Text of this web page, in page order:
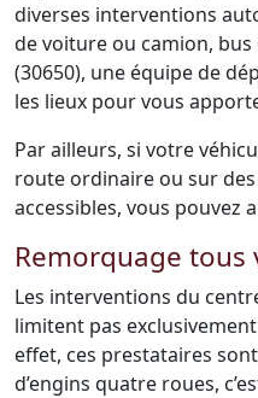
diverses interventions
de voiture ou camion,
(30650), une équipe de
les lieux pour vous
Par ailleurs, si votre
route ordinaire ou sur
accessibles, vous pouvez
Remorquage tous
Les interventions du
limitent pas
effet, ces prestataires
d’engins quatre roues,